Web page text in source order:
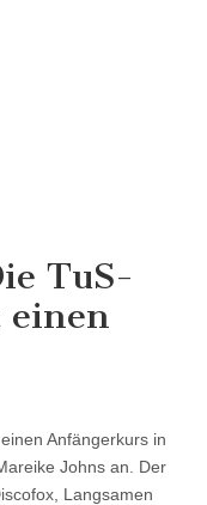
TuS-
Anfängerkurs in
Johns an. Der
Langsamen